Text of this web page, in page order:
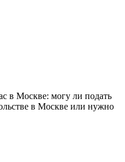
в Москве: могу ли подать
в Москве или нужно